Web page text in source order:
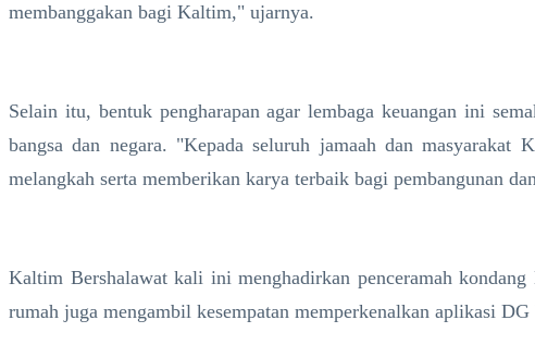
membanggakan bagi Kaltim," ujarnya.
Selain itu, bentuk pengharapan agar lembaga keuangan ini
bangsa dan negara. "Kepada seluruh jamaah dan
melangkah serta memberikan karya terbaik bagi pembangunan
Kaltim Bershalawat kali ini menghadirkan penceramah
rumah juga mengambil kesempatan memperkenalkan aplikasi